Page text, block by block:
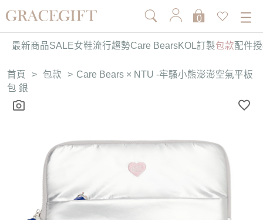
0
最新商品SALE女鞋流行趨勢Care BearsKOL訂製包款配件
首頁 > 包款 > Care Bears × NTU -牢騷小熊澎澎空氣平板
包 銀